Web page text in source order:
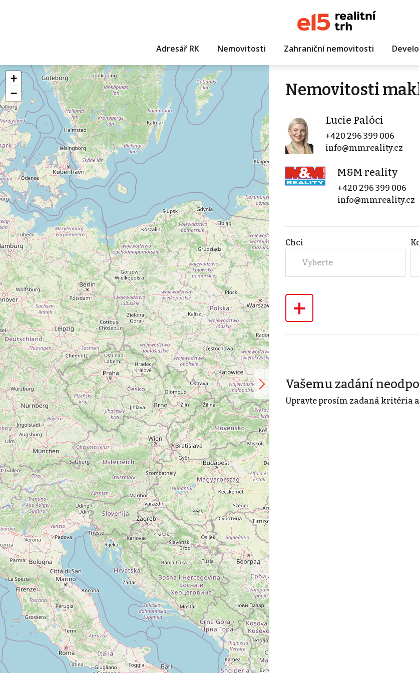
Adresář RK Nemovitosti Zahraniční nemovitosti
+
−
Nemovitosti
Lucie Palóci
+420 296 399 006
info@mmreality.cz
M&M reality
+420 296 399 006
info@mmreality.cz
Chci
Vyberte
+
Vašemu zadání
Upravte prosím zadaná kritéria